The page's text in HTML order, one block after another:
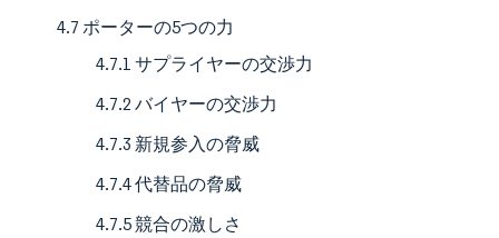
4.7 ポーターの5つの力
4.7.1 サプライヤーの交渉力
4.7.2 バイヤーの交渉力
4.7.3 新規参入の脅威
4.7.4 代替品の脅威
4.7.5 競合の激しさ